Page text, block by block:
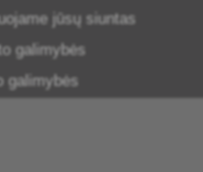
jūsų siuntas
galimybės
galimybės